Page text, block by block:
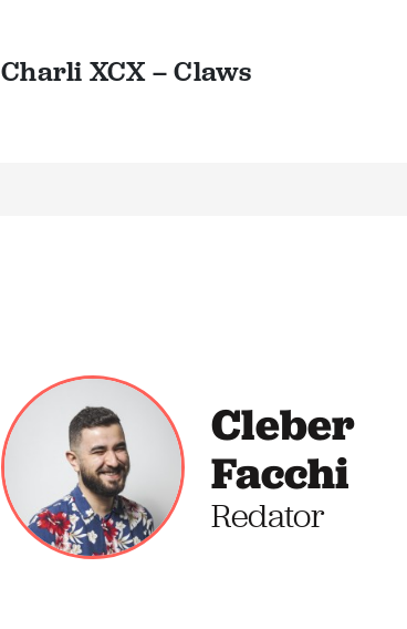
Charli XCX – Claws
Cleber
Facchi
Redator